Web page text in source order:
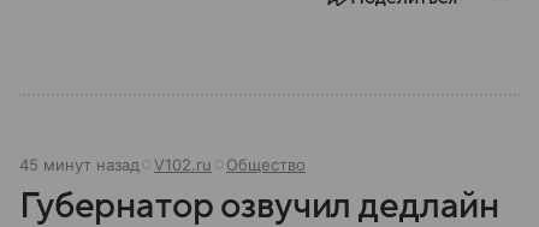
45 минут назад V102.ru Общество
Губернатор озвучил дедлайн